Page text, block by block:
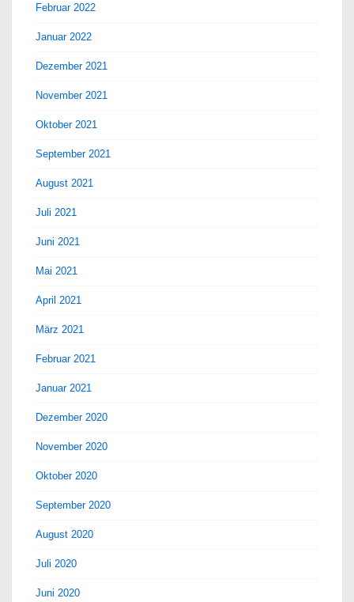
Februar 2022
Januar 2022
Dezember 2021
November 2021
Oktober 2021
September 2021
August 2021
Juli 2021
Juni 2021
Mai 2021
April 2021
März 2021
Februar 2021
Januar 2021
Dezember 2020
November 2020
Oktober 2020
September 2020
August 2020
Juli 2020
Juni 2020